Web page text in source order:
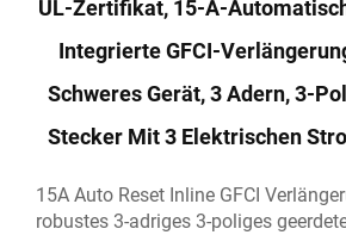
UL-Zertifikat, 15-A-
Integrierte GFCI-
Schweres Gerät, 3 Adern, 3-
Stecker Mit 3 Elektrischen
15A Auto Reset Inline GFCI
robustes 3-adriges 3-poliges